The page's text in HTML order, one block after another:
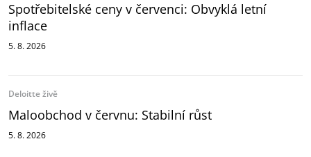
Spotřebitelské ceny v červenci: Obvyklá letní
inflace
5. 8. 2026
Deloitte živě
Maloobchod v červnu: Stabilní růst
5. 8. 2026